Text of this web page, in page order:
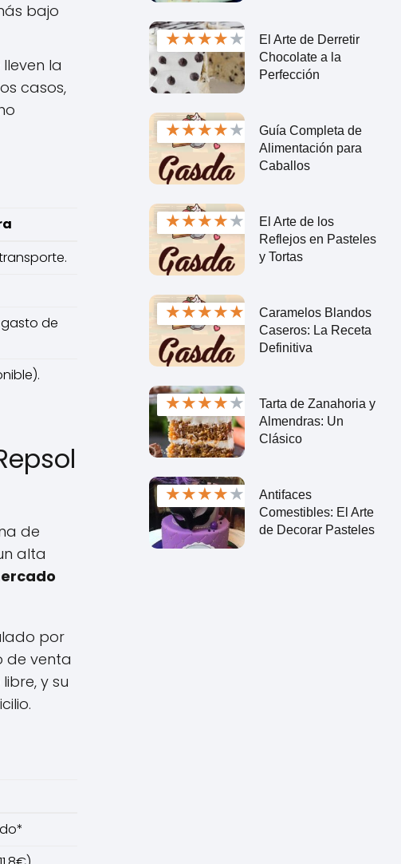
bajo
la
casos,
de
de
alta
por
de venta
y su
★★★★★
El Arte de Derretir
Chocolate a la
Perfección
★★★★★
Guía Completa de
Alimentación para
Caballos
★★★★★
El Arte de los
Reflejos en Pasteles
y Tortas
★★★★★
Caramelos Blandos
Caseros: La Receta
Definitiva
★★★★★
Tarta de Zanahoria y
Almendras: Un
Clásico
★★★★★
Antifaces
Comestibles: El Arte
de Decorar Pasteles